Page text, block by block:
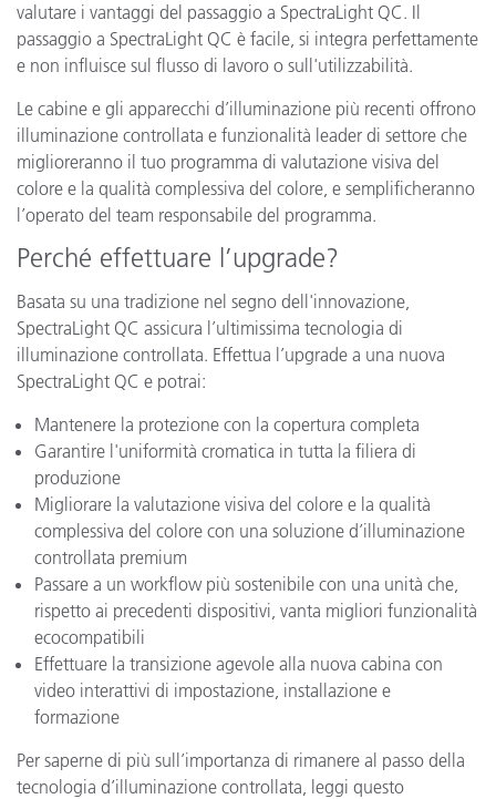
valutare i vantaggi del passaggio a SpectraLight QC. Il
passaggio a SpectraLight QC è facile, si integra perfettamente
e non influisce sul flusso di lavoro o sull'utilizzabilità.
Le cabine e gli apparecchi d’illuminazione più recenti offrono
illuminazione controllata e funzionalità leader di settore che
miglioreranno il tuo programma di valutazione visiva del
colore e la qualità complessiva del colore, e semplificheranno
l’operato del team responsabile del programma.
Perché effettuare l’upgrade?
Basata su una tradizione nel segno dell'innovazione,
SpectraLight QC assicura l’ultimissima tecnologia di
illuminazione controllata. Effettua l’upgrade a una nuova
SpectraLight QC e potrai:
Mantenere la protezione con la copertura completa
Garantire l'uniformità cromatica in tutta la filiera di
produzione
Migliorare la valutazione visiva del colore e la qualità
complessiva del colore con una soluzione d’illuminazione
controllata premium
Passare a un workflow più sostenibile con una unità che,
rispetto ai precedenti dispositivi, vanta migliori funzionalità
ecocompatibili
Effettuare la transizione agevole alla nuova cabina con
video interattivi di impostazione, installazione e
formazione
Per saperne di più sull’importanza di rimanere al passo della
tecnologia d’illuminazione controllata, leggi questo